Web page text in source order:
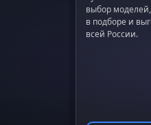
выбор
в подборе и
всей России.